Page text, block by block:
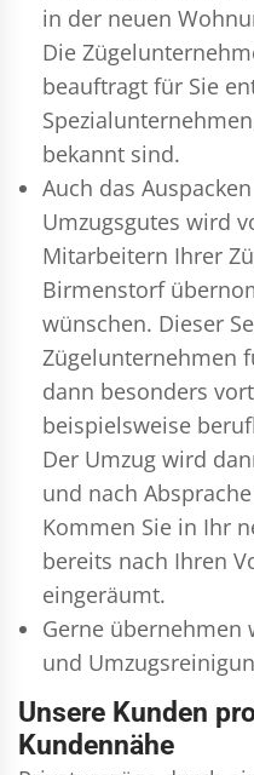
in der neuen
Die
beauftragt für Sie
bekannt sind.
Auch das
Umzugsgutes wird
Mitarbeitern Ihrer
Birmenstorf
wünschen. Dieser
Zügelunternehmen
dann besonders
beispielsweise
Der Umzug wird
und nach
Kommen Sie in Ihr
bereits nach Ihren
eingeräumt.
Gerne übernehmen
und
Unsere Kunden
Kundennähe